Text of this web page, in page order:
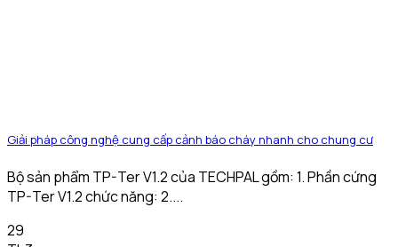
Giải pháp công nghệ cung cấp cảnh báo cháy nhanh cho chung cư
Bộ sản phẩm TP-Ter V1.2 của TECHPAL gồm: 1. Phần cứng
TP-Ter V1.2 chức năng: 2....
29